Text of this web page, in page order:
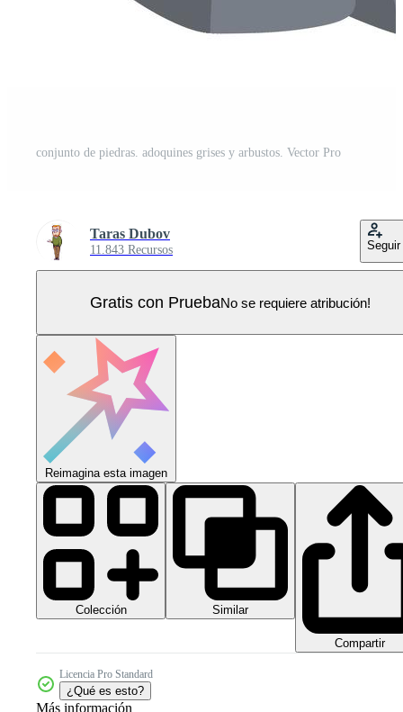
conjunto de piedras. adoquines grises y arbustos. Vector Pro
Taras Dubov
11.843 Recursos Seguir
Gratis con PruebaNo se requiere atribución!
Reimagina esta imagen
Colección Similar
Compartir
Licencia Pro Standard
¿Qué es esto?
Más información